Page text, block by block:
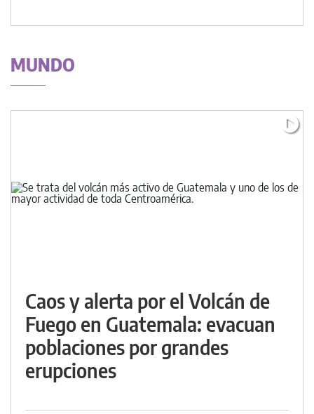
MUNDO
Caos y alerta por el Volcán de
Fuego en Guatemala: evacuan
poblaciones por grandes
erupciones